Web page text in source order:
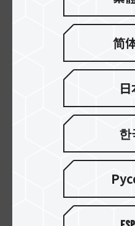
パッドに最適です。
き込み速度に合わせて
ます。ランダム読み取
秒あたりの入出力操作
は最大500 IOPS。アプ
するフォローアップ作
アプリをインストール
的としています。
简
한